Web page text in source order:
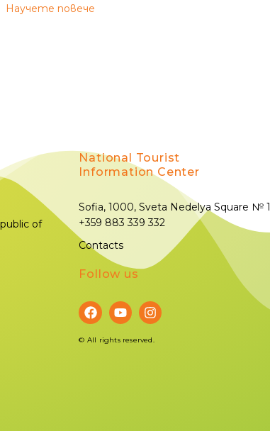
Научете повече
of
National Tourist
Information Center
Sofia, 1000, Sveta Nedelya Square № 1
+359 883 339 332
Contacts
Follow us
© All rights reserved.